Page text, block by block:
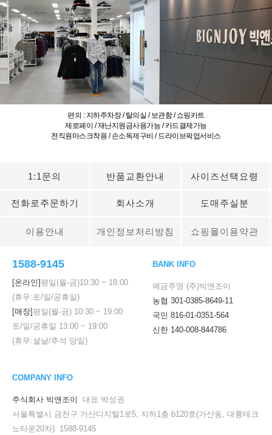
편의 : 지하주차장 / 탈의실 / 보관함 / 쇼핑카트
제로페이 / 재난지원금사용가능 / 카드결제가능
전직원마스크착용 / 손소독제구비 / 드라이브픽업서비스
1:1문의 반품교환안내 사이즈선택요령
전화로주문하기 회사소개 도매주실분
이용안내 개인정보처리방침 쇼핑몰이용약관
1588-9145
[온라인]평일(월-금)10:30 ~ 18:00
(휴무:토/일/공휴일)
[매장]평일(월-금) 10:30 ~ 19:00
토/일/공휴일 13:00 ~ 19:00
(휴무:설날/추석 당일)
BANK INFO
예금주명 (주)빅앤조이
농협 301-0385-8649-11
국민 816-01-0351-564
신한 140-008-844786
COMPANY INFO
주식회사 빅앤조이
대표 박성권
서울특별시 금천구 가산디지털1로5, 지하1층 b120호(가산동, 대륭테크
노타운20차) 1588-9145